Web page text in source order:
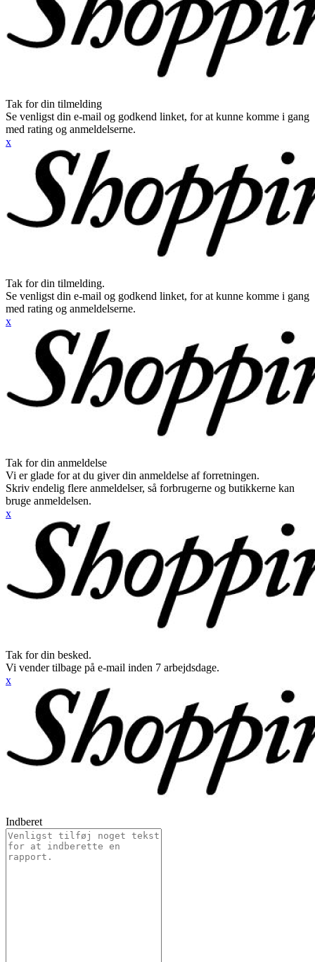
Tak for din tilmelding
Se venligst din e-mail og godkend linket, for at kunne komme i gang
med rating og anmeldelserne.
x
Tak for din tilmelding.
Se venligst din e-mail og godkend linket, for at kunne komme i gang
med rating og anmeldelserne.
x
Tak for din anmeldelse
Vi er glade for at du giver din anmeldelse af forretningen.
Skriv endelig flere anmeldelser, så forbrugerne og butikkerne kan
bruge anmeldelsen.
x
Tak for din besked.
Vi vender tilbage på e-mail inden 7 arbejdsdage.
x
Indberet